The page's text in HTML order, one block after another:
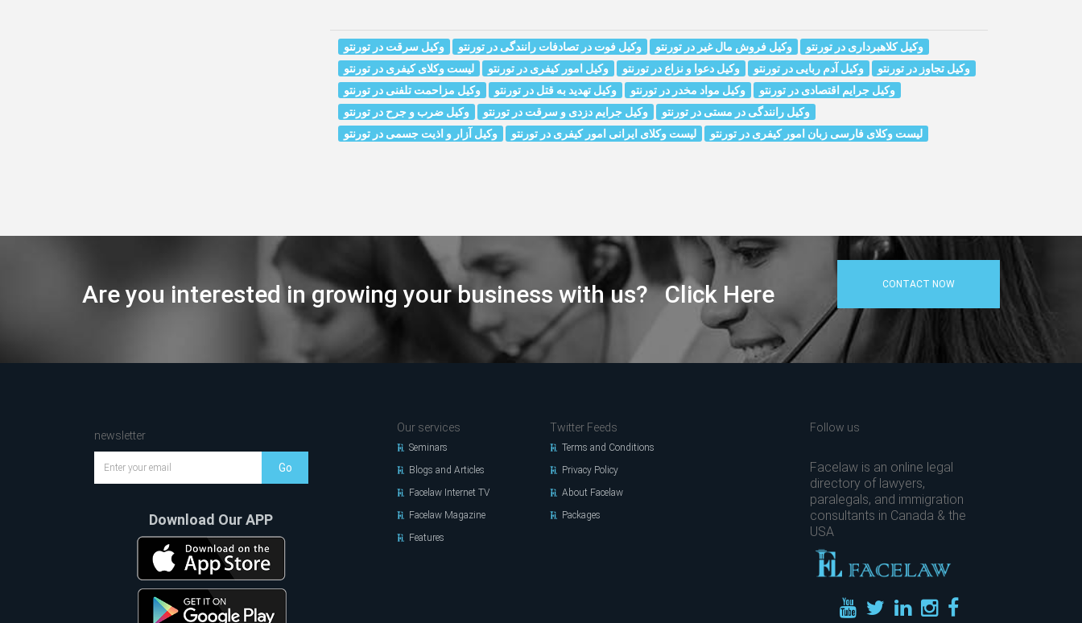
وکیل سرقت در تورنتو وکیل فوت در تصادفات رانندگی در تورنتو وکیل فروش مال غیر در تورنتو
وکیل کلاهبرداری در تورنتو
لیست وکلای کیفری در تورنتو
وکیل امور کیفری در تورنتو وکیل دعوا و نزاع در تورنتو وکیل آدم ربایی در تورنتو
وکیل تجاوز در تورنتو
وکیل مزاحمت تلفنی در تورنتو
وکیل تهدید به قتل در تورنتو وکیل مواد مخدر در تورنتو
وکیل جرایم اقتصادی در تورنتو
وکیل ضرب و جرح در تورنتو
وکیل جرایم دزدی و سرقت در تورنتو
وکیل رانندگی در مستی در تورنتو
وکیل آزار و اذیت جسمی در تورنتو
لیست وکلای ایرانی امور کیفری در تورنتو لیست وکلای فارسی زبان امور کیفری در تورنتو
Are you interested in growing your business with us? Click Here CONTACT NOW
newsletter
Go
Download Our APP
Our services
Seminars
Blogs and Articles
Facelaw Internet TV
Facelaw Magazine
Features
Twitter Feeds
Terms and Conditions
Privacy Policy
About Facelaw
Packages
Follow us
Facelaw is an online legal
directory of lawyers,
paralegals, and immigration
consultants in Canada & the
USA